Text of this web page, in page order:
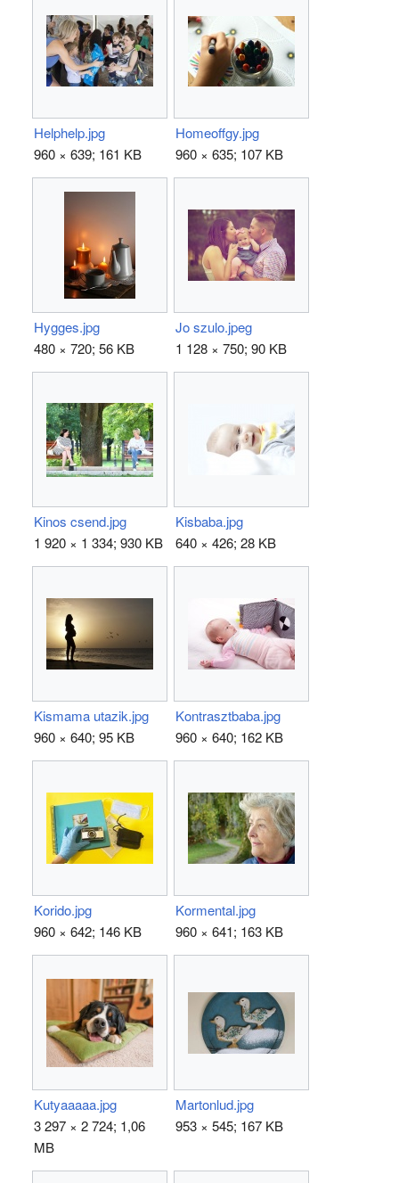
Helphelp.jpg
960 × 639; 161 KB
Homeoffgy.jpg
960 × 635; 107 KB
Hygges.jpg
480 × 720; 56 KB
Jo szulo.jpeg
1 128 × 750; 90 KB
Kinos csend.jpg
1 920 × 1 334; 930 KB
Kisbaba.jpg
640 × 426; 28 KB
Kismama utazik.jpg
960 × 640; 95 KB
Kontrasztbaba.jpg
960 × 640; 162 KB
Korido.jpg
960 × 642; 146 KB
Kormental.jpg
960 × 641; 163 KB
Kutyaaaaa.jpg
3 297 × 2 724; 1,06
MB
Martonlud.jpg
953 × 545; 167 KB